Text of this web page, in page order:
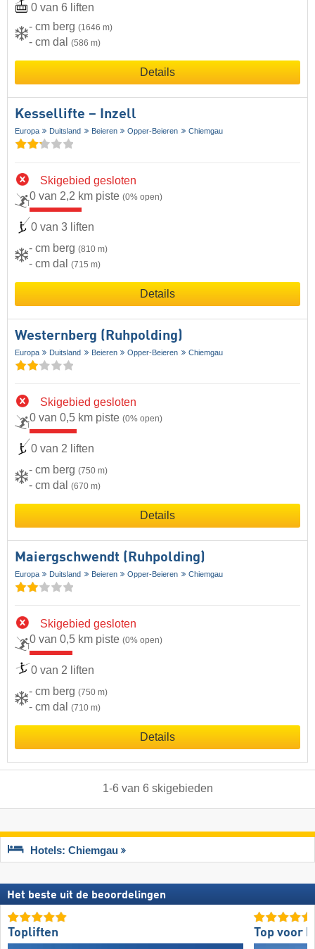
0 van 6 liften
- cm berg (1646 m)
- cm dal (586 m)
Details
Kessellifte – Inzell
Europa Duitsland Beieren Opper-Beieren Chiemgau
Skigebied gesloten
0 van 2,2 km piste (0% open)
0 van 3 liften
- cm berg (810 m)
- cm dal (715 m)
Details
Westernberg (Ruhpolding)
Europa Duitsland Beieren Opper-Beieren Chiemgau
Skigebied gesloten
0 van 0,5 km piste (0% open)
0 van 2 liften
- cm berg (750 m)
- cm dal (670 m)
Details
Maiergschwendt (Ruhpolding)
Europa Duitsland Beieren Opper-Beieren Chiemgau
Skigebied gesloten
0 van 0,5 km piste (0% open)
0 van 2 liften
- cm berg (750 m)
- cm dal (710 m)
Details
1-6 van 6 skigebieden
Hotels: Chiemgau
Het beste uit de beoordelingen
Topliften Top voor